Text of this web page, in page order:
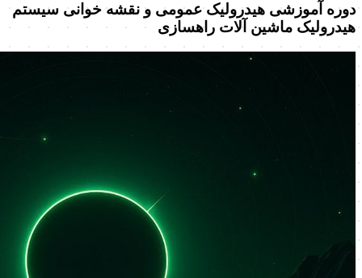
دوره آموزشی هیدرولیک عمومی و نقشه خوانی سیستم
هیدرولیک ماشین آلات راهسازی